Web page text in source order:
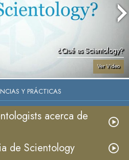
¿Qué es Scientology?
Ver Video
Y PRÁCTICAS
acerca de
de Scientology